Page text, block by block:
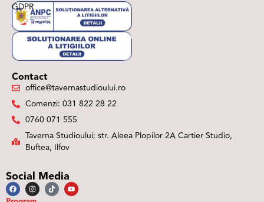
GDPR
Contact
office@tavernastudioului.ro
Comenzi: 031 822 28 22
0760 071 555
Taverna Studioului: str. Aleea Plopilor 2A Cartier Studio,
Buftea, Ilfov
Social Media